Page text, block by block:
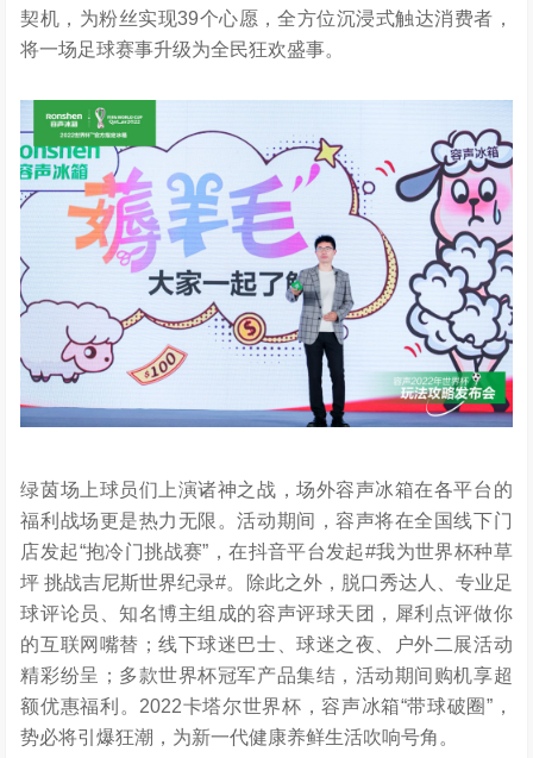
契机，为粉丝实现39个心愿，全方位沉浸式触达消费者，
将一场足球赛事升级为全民狂欢盛事。
绿茵场上球员们上演诸神之战，场外容声冰箱在各平台的
福利战场更是热力无限。活动期间，容声将在全国线下门
店发起“抱冷门挑战赛”，在抖音平台发起#我为世界杯种草
坪 挑战吉尼斯世界纪录#。除此之外，脱口秀达人、专业足
球评论员、知名博主组成的容声评球天团，犀利点评做你
的互联网嘴替；线下球迷巴士、球迷之夜、户外二展活动
精彩纷呈；多款世界杯冠军产品集结，活动期间购机享超
额优惠福利。2022卡塔尔世界杯，容声冰箱“带球破圈”，
势必将引爆狂潮，为新一代健康养鲜生活吹响号角。